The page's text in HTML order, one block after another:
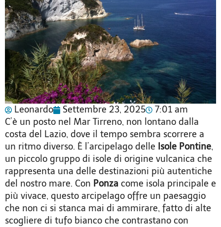
Leonardo Settembre 23, 2025
7:01 am
C’è un posto nel Mar Tirreno, non lontano dalla
costa del Lazio, dove il tempo sembra scorrere a
un ritmo diverso. È l’arcipelago delle Isole Pontine,
un piccolo gruppo di isole di origine vulcanica che
rappresenta una delle destinazioni più autentiche
del nostro mare. Con Ponza come isola principale e
più vivace, questo arcipelago offre un paesaggio
che non ci si stanca mai di ammirare, fatto di alte
scogliere di tufo bianco che contrastano con